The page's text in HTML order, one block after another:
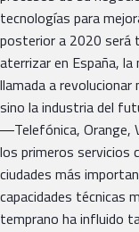
tecnologías para
posterior a 2020 será
aterrizar en España,
llamada a
sino la industria del
―Telefónica, Orange,
los primeros servicios
ciudades más
capacidades técnicas
temprano ha influido